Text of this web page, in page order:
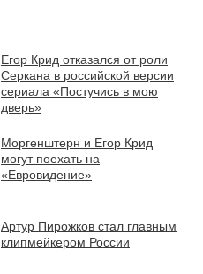
Егор Крид отказался от роли
Серкана в российской версии
сериала «Постучись в мою
дверь»
Моргенштерн и Егор Крид
могут поехать на
«Евровидение»
Артур Пирожков стал главным
клипмейкером России